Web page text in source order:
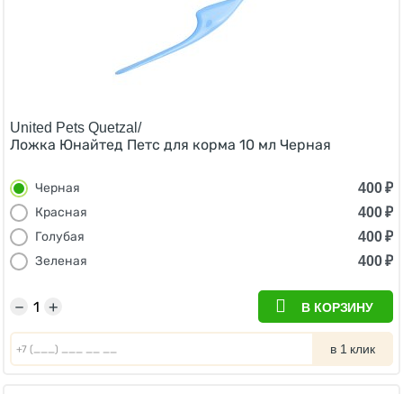
United Pets Quetzal/
Ложка Юнайтед Петс для корма 10 мл Черная
Черная 400₽
Красная
400₽
Голубая
400₽
Зеленая
400₽
+
− В КОРЗИНУ
в 1 клик